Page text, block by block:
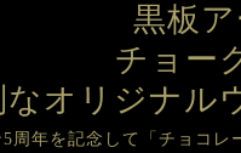
黒板
チョー
なオリジナル
周年を記念して「チョコ